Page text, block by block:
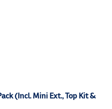
(Incl. Mini Ext., Top Kit &